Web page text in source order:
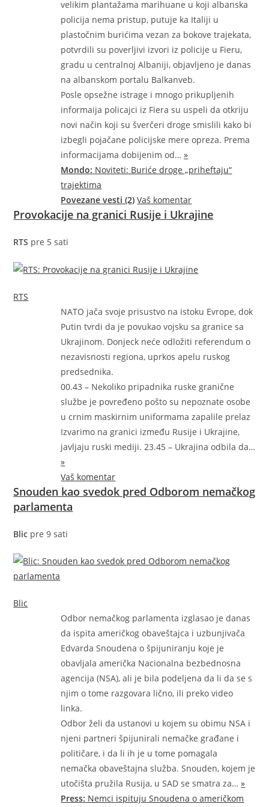
velikim plantažama marihuane u koji albanska
policija nema pristup, putuje ka Italiji u
plastočnim burićima vezan za bokove trajekata,
potvrdili su poverljivi izvori iz policije u Fieru,
gradu u centralnoj Albaniji, objavljeno je danas
na albanskom portalu Balkanveb.
Posle opsežne istrage i mnogo prikupljenih
informaija policajci iz Fiera su uspeli da otkriju
novi način koji su šverčeri droge smislili kako bi
izbegli pojačane policijske mere opreza. Prema
informacijama dobijenimod…»
Mondo: Noviteti: Buriće droge „priheftaju“
trajektima
Povezane vesti (2) Vaš komentar
Provokacije na granici Rusije i Ukrajine
RTS pre 5 sati
RTS
NATO jača svoje prisustvo na istoku Evrope, dok
Putin tvrdi da je povukao vojsku sa granice sa
Ukrajinom. Donjeck neće odložiti referendum o
nezavisnosti regiona, uprkos apelu ruskog
predsednika.
00.43 – Nekoliko pripadnika ruske granične
službe je povređeno pošto su nepoznate osobe
u crnim maskirnim uniformama zapalile prelaz
Izvarimo na granici između Rusije i Ukrajine,
javljaju ruski mediji. 23.45 – Ukrajina odbilada…
»
Vaš komentar
Snouden kao svedok pred Odborom nemačkog
parlamenta
Blic pre 9 sati
Blic
Odbor nemačkog parlamenta izglasao je danas
da ispita američkog obaveštajca i uzbunjivača
Edvarda Snoudena o špijuniranju koje je
obavljala američka Nacionalna bezbednosna
agencija (NSA), ali je bila podeljena da li da se s
njim o tome razgovara lično, ili preko video
linka.
Odbor želi da ustanovi u kojem su obimu NSA i
njeni partneri špijunirali nemačke građane i
političare, i da li ih je u tome pomagala
nemačka obaveštajna služba. Snouden, kojem je
utočišta pružila Rusija, u SAD se smatraza…»
Press: Nemci ispituju Snoudena o američkom